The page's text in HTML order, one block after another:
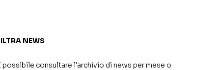
NEWS
possibile consultare l'archivio di news per mese o